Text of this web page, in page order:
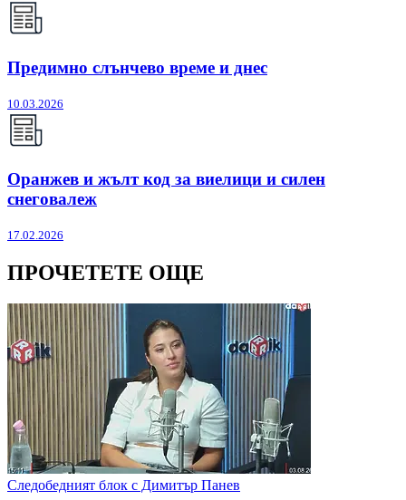
Предимно слънчево време и днес
10.03.2026
Оранжев и жълт код за виелици и силен
снеговалеж
17.02.2026
ПРОЧЕТЕТЕ ОЩЕ
Следобедният блок с Димитър Панев